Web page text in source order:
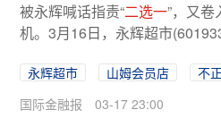
被永辉喊话指责“二选一”，又
机。3月16日，永辉超市
永辉超市 山姆会员店
不
国际金融报
03-17 23:00